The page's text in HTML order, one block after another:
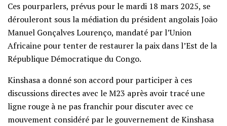
Ces pourparlers, prévus pour le mardi 18 mars 2025, se
dérouleront sous la médiation du président angolais João
Manuel Gonçalves Lourenço, mandaté par l’Union
Africaine pour tenter de restaurer la paix dans l’Est de la
République Démocratique du Congo.
Kinshasa a donné son accord pour participer à ces
discussions directes avec le M23 après avoir tracé une
ligne rouge à ne pas franchir pour discuter avec ce
mouvement considéré par le gouvernement de Kinshasa